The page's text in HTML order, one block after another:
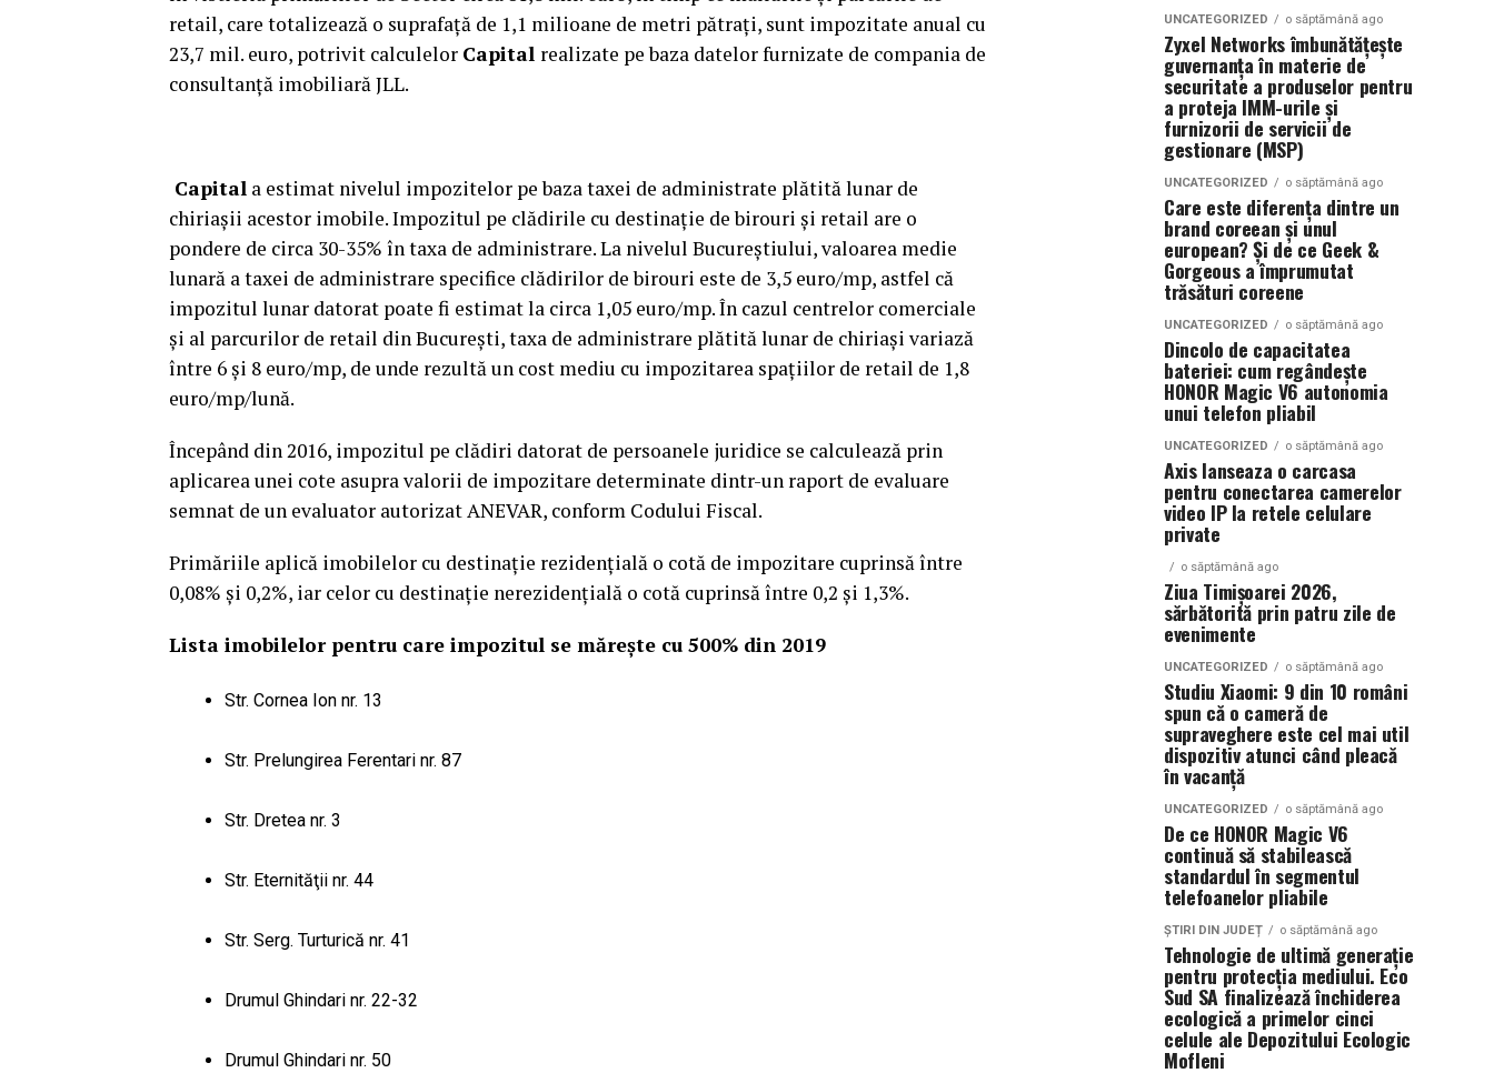
retail, care totalizează o suprafaţă de 1,1 milioane de metri pătraţi, sunt impozitate anual cu
23,7 mil. euro, potrivit calculelor Capital realizate pe baza datelor furnizate de compania de
consultanţă imobiliară JLL.
Capital a estimat nivelul impozitelor pe baza taxei de administrate plătită lunar de
chiriaşii acestor imobile. Impozitul pe clădirile cu destinaţie de birouri şi retail are o
pondere de circa 30-35% în taxa de administrare. La nivelul Bucureştiului, valoarea medie
lunară a taxei de administrare specifice clădirilor de birouri este de 3,5 euro/mp, astfel că
impozitul lunar datorat poate fi estimat la circa 1,05 euro/mp. În cazul centrelor comerciale
şi al parcurilor de retail din Bucureşti, taxa de administrare plătită lunar de chiriaşi variază
între 6 şi 8 euro/mp, de unde rezultă un cost mediu cu impozitarea spaţiilor de retail de 1,8
euro/mp/lună.
Începând din 2016, impozitul pe clădiri datorat de persoanele juridice se calculează prin
aplicarea unei cote asupra valorii de impozitare determinate dintr-un raport de evaluare
semnat de un evaluator autorizat ANEVAR, conform Codului Fiscal.
Primăriile aplică imobilelor cu destinaţie rezidenţială o cotă de impozitare cuprinsă între
0,08% şi 0,2%, iar celor cu destinaţie nerezidenţială o cotă cuprinsă între 0,2 şi 1,3%.
Lista imobilelor pentru care impozitul se măreşte cu 500% din 2019
Str. Cornea Ion nr. 13
Str. Prelungirea Ferentari nr. 87
Str. Dretea nr. 3
Str. Eternităţii nr. 44
Str. Serg. Turturică nr. 41
Drumul Ghindari nr. 22-32
Drumul Ghindari nr. 50
UNCATEGORIZED o săptămână ago
Zyxel Networks îmbunătățește
guvernanța în materie de
securitate a produselor pentru
a proteja IMM-urile și
furnizorii de servicii de
gestionare (MSP)
UNCATEGORIZED o săptămână ago
Care este diferența dintre un
brand coreean și unul
european? Și de ce Geek &
Gorgeous a împrumutat
trăsături coreene
UNCATEGORIZED o săptămână ago
Dincolo de capacitatea
bateriei: cum regândește
HONOR Magic V6 autonomia
unui telefon pliabil
UNCATEGORIZED o săptămână ago
Axis lanseaza o carcasa
pentru conectarea camerelor
video IP la retele celulare
private
o săptămână ago
Ziua Timișoarei 2026,
sărbătorită prin patru zile de
evenimente
UNCATEGORIZED o săptămână ago
Studiu Xiaomi: 9 din 10 români
spun că o cameră de
supraveghere este cel mai util
dispozitiv atunci când pleacă
în vacanță
UNCATEGORIZED o săptămână ago
De ce HONOR Magic V6
continuă să stabilească
standardul în segmentul
telefoanelor pliabile
ȘTIRI DIN JUDEȚ o săptămână ago
Tehnologie de ultimă generație
pentru protecția mediului. Eco
Sud SA finalizează închiderea
ecologică a primelor cinci
celule ale Depozitului Ecologic
Mofleni